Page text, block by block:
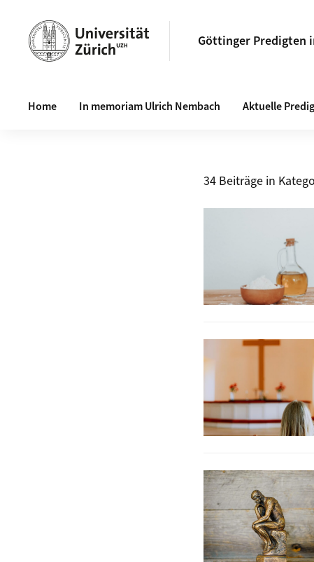
Göttinger Predigten
Home In memoriam Ulrich Nembach Aktuelle
34 Beiträge in